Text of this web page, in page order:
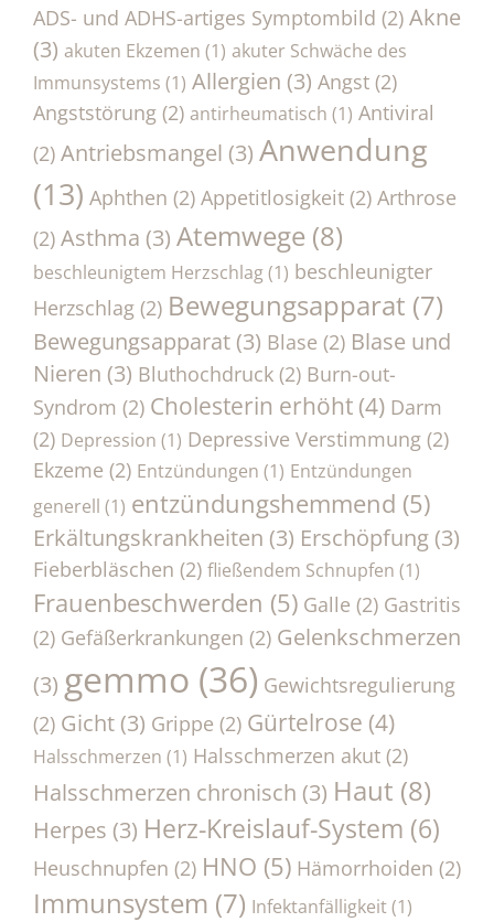
ADS- und ADHS-artiges Symptombild (2) Akne
(3) akuten Ekzemen (1) akuter Schwäche des
Immunsystems (1) Allergien (3) Angst (2)
Angststörung (2) antirheumatisch (1) Antiviral
(2) Antriebsmangel (3) Anwendung
(13) Aphthen (2) Appetitlosigkeit (2) Arthrose
(2) Asthma (3) Atemwege (8)
beschleunigtem Herzschlag(1) beschleunigter
Herzschlag (2) Bewegungsapparat (7)
Bewegungsapparat (3) Blase (2) Blase und
Nieren (3) Bluthochdruck (2) Burn-out-
Syndrom (2) Cholesterin erhöht (4) Darm
(2) Depression (1) Depressive Verstimmung (2)
Ekzeme (2) Entzündungen (1) Entzündungen
generell (1) entzündungshemmend (5)
Erkältungskrankheiten (3) Erschöpfung (3)
Fieberbläschen (2) fließendem Schnupfen (1)
Frauenbeschwerden (5) Galle (2) Gastritis
(2) Gefäßerkrankungen (2) Gelenkschmerzen
(3) gemmo (36) Gewichtsregulierung
(2) Gicht (3) Grippe (2) Gürtelrose (4)
Halsschmerzen (1) Halsschmerzen akut (2)
Halsschmerzen chronisch (3) Haut (8)
Herpes (3) Herz-Kreislauf-System (6)
Heuschnupfen (2) HNO (5) Hämorrhoiden (2)
Immunsystem (7) Infektanfälligkeit(1)